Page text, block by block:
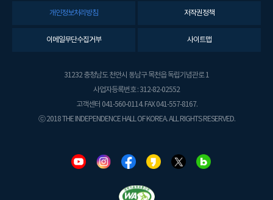
개인정보처리방침 저작권정책
이메일무단수집거부 사이트맵
31232 충청남도 천안시 동남구 목천읍 독립기념관로 1
사업자등록번호 : 312-82-02552
고객센터 041-560-0114. FAX 041-557-8167.
ⓒ 2018 THE INDEPENDENCE HALL OF KOREA. ALL RIGHTS RESERVED.